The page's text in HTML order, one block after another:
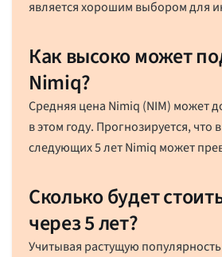
является хорошим выбором для
Как высоко может
Nimiq?
Средняя цена Nimiq (NIM) может
в этом году. Прогнозируется, что
следующих 5 лет Nimiq может
Сколько будет
через 5 лет?
Учитывая растущую